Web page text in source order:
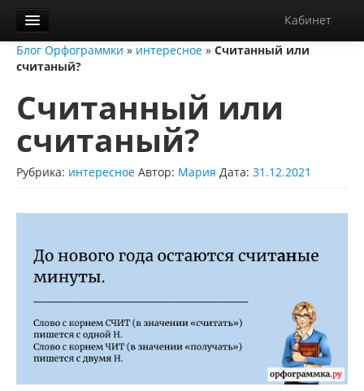
Кабинет
Орфограммка
Блог
О нас
Контакты
Справка
Диктанты
Блог Орфограммки » интересное » Считанный или
считаный?
Считанный или
считаный?
Рубрика: интересное Автор: Мария Дата: 31.12.2021